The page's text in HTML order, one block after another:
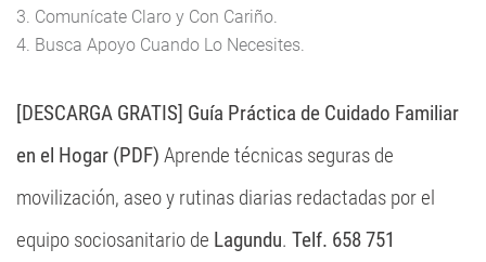
3. Comunícate Claro y Con Cariño.
4. Busca Apoyo Cuando Lo Necesites.
[DESCARGA GRATIS] Guía Práctica de Cuidado Familiar
en el Hogar (PDF) Aprende técnicas seguras de
movilización, aseo y rutinas diarias redactadas por el
equipo sociosanitario de Lagundu. Telf. 658 751